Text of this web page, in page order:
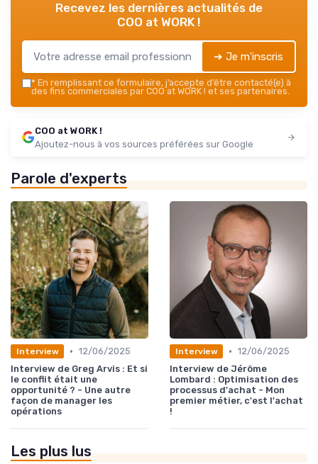
Recevez les dernières actualités de
COO at WORK !
➔ Je m'inscris
* En remplissant ce formulaire, j’accepte d’être contacté(e) à
des fins commerciales par COO at WORK ! et ses partenaires.
COO at WORK !
Ajoutez-nous à vos sources préférées sur Google
Parole d'experts
Interview • 12/06/2025
Interview de Greg Arvis : Et si
le conflit était une
opportunité ? - Une autre
façon de manager les
opérations
Interview • 12/06/2025
Interview de Jérôme
Lombard : Optimisation des
processus d'achat - Mon
premier métier, c'est l'achat
!
Les plus lus